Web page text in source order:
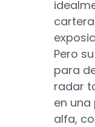
Pero
para
radar
en
alfa,